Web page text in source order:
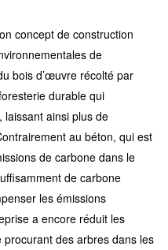
concept de construction
de
bois d’œuvre récolté par
durable qui
laissant ainsi plus de
au béton, qui est
de carbone dans le
de carbone
les émissions
a encore réduit les
des arbres dans les